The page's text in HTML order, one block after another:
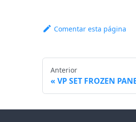
Comentar esta página
Anterior
VP SET FROZEN